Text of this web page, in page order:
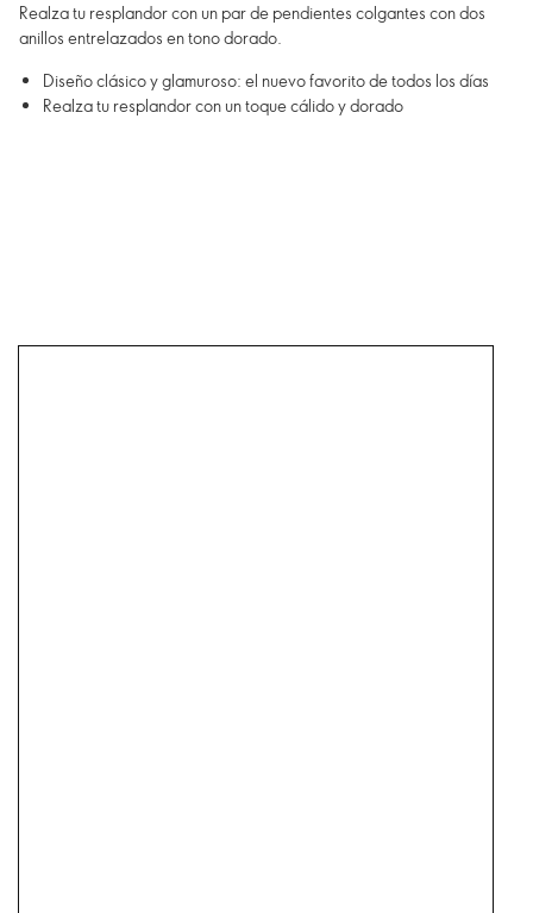
Realza tu resplandor con un par de pendientes colgantes con dos
anillos entrelazados en tono dorado.
Diseño clásico y glamuroso: el nuevo favorito de todos los días
Realza tu resplandor con un toque cálido y dorado